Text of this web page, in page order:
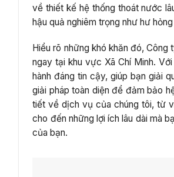
về thiết kế hệ thống thoát nước
hậu quả nghiêm trọng như hư
Hiểu rõ những khó khăn đó,
ngay tại khu vực Xã Chí Minh.
hành đáng tin cậy, giúp bạn giải
giải pháp toàn diện để đảm bảo
tiết về dịch vụ của chúng tôi, từ
cho đến những lợi ích lâu dài mà
của bạn.